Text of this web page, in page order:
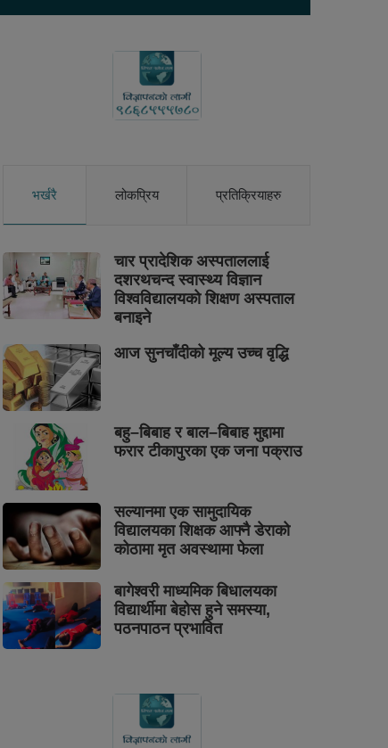
भर्खरै लोकप्रिय प्रतिक्रियाहरु
चार प्रादेशिक अस्पताललाई
दशरथचन्द स्वास्थ्य विज्ञान
विश्वविद्यालयको शिक्षण अस्पताल
बनाइने
आज सुनचाँदीको मूल्य उच्च वृद्धि
बहु–बिबाह र बाल–बिबाह मुद्दामा
फरार टीकापुरका एक जना पक्राउ
सल्यानमा एक सामुदायिक
विद्यालयका शिक्षक आफ्नै डेराको
कोठामा मृत अवस्थामा फेला
बागेश्वरी माध्यमिक बिधालयका
विद्यार्थीमा बेहोस हुने समस्या,
पठनपाठन प्रभावित